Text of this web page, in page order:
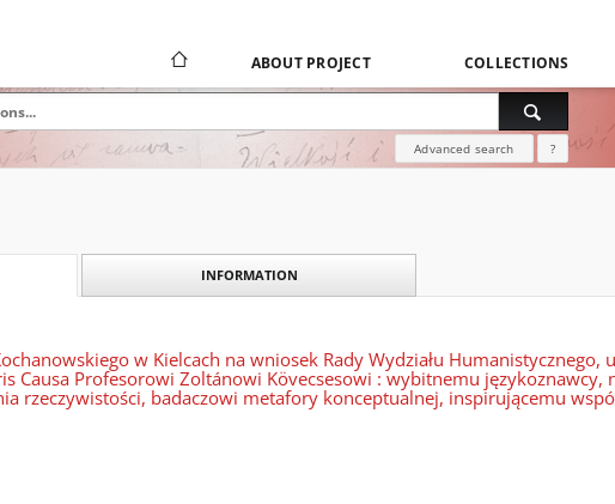
ABOUT PROJECT COLLECTIONS
Advanced search ?
INFORMATION
w Kielcach na wniosek Rady Wydziału Humanistycznego,
Causa Profesorowi Zoltánowi Kövecsesowi : wybitnemu
rzeczywistości, badaczowi metafory konceptualnej, inspirującemu